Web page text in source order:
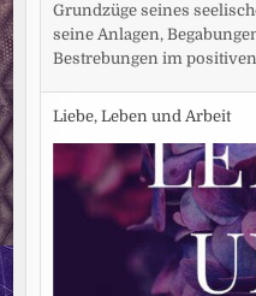
Grundzüge seines
seine Anlagen,
Bestrebungen im
Liebe, Leben und Arbeit